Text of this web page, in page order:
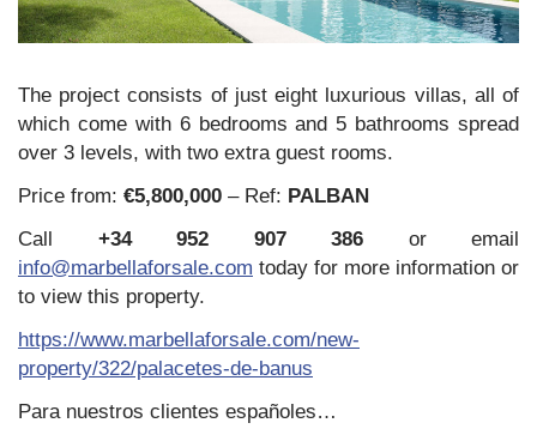
The project consists of just eight luxurious villas, all of
which come with 6 bedrooms and 5 bathrooms spread
over 3 levels, with two extra guest rooms.
Price from: €5,800,000 – Ref: PALBAN
Call +34 952 907 386 or email
info@marbellaforsale.com today for more information or
to view this property.
https://www.marbellaforsale.com/new-
property/322/palacetes-de-banus
Para nuestros clientes españoles…